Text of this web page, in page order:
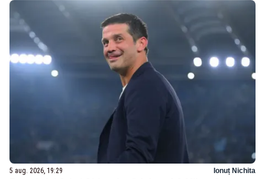
5 aug. 2026, 19:29 Ionuț Nichita